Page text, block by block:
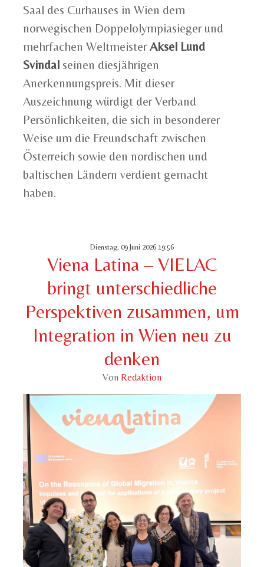
Saal des Curhauses in Wien dem
norwegischen Doppelolympiasieger und
mehrfachen WeltmeisterAksel Lund
Svindal seinen diesjährigen
Anerkennungspreis. Mit dieser
Auszeichnung würdigt der Verband
Persönlichkeiten, die sich in besonderer
Weise um die Freundschaft zwischen
Österreich sowie den nordischen und
baltischen Ländern verdient gemacht
haben.
Dienstag, 09 Juni 2026 19:56
Viena Latina – VIELAC
bringt unterschiedliche
Perspektiven zusammen, um
Integration in Wien neu zu
denken
Von Redaktion